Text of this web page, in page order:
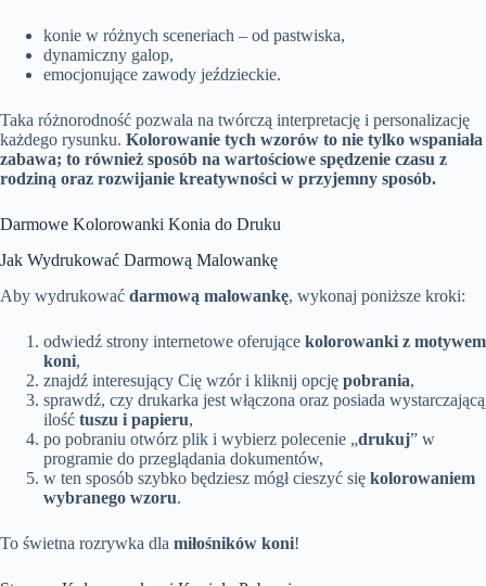
konie w różnych sceneriach – od pastwiska,
dynamiczny galop,
emocjonujące zawody jeździeckie.
Taka różnorodność pozwala na twórczą interpretację i personalizację
każdego rysunku. Kolorowanie tych wzorów to nie tylko wspaniała
zabawa; to również sposób na wartościowe spędzenie czasu z
rodziną oraz rozwijanie kreatywności w przyjemny sposób.
Darmowe Kolorowanki Konia do Druku
Jak Wydrukować Darmową Malowankę
Aby wydrukować darmową malowankę, wykonaj poniższe kroki:
odwiedź strony internetowe oferujące kolorowanki z motywem
koni,
znajdź interesujący Cię wzór i kliknij opcję pobrania,
sprawdź, czy drukarka jest włączona oraz posiada wystarczającą
ilość tuszu i papieru,
po pobraniu otwórz plik i wybierz polecenie „drukuj” w
programie do przeglądania dokumentów,
w ten sposób szybko będziesz mógł cieszyć się kolorowaniem
wybranego wzoru.
To świetna rozrywka dla miłośników koni!